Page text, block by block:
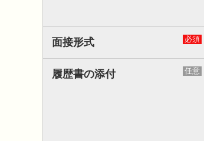
面接形式 必須
履歴書の添付 任意